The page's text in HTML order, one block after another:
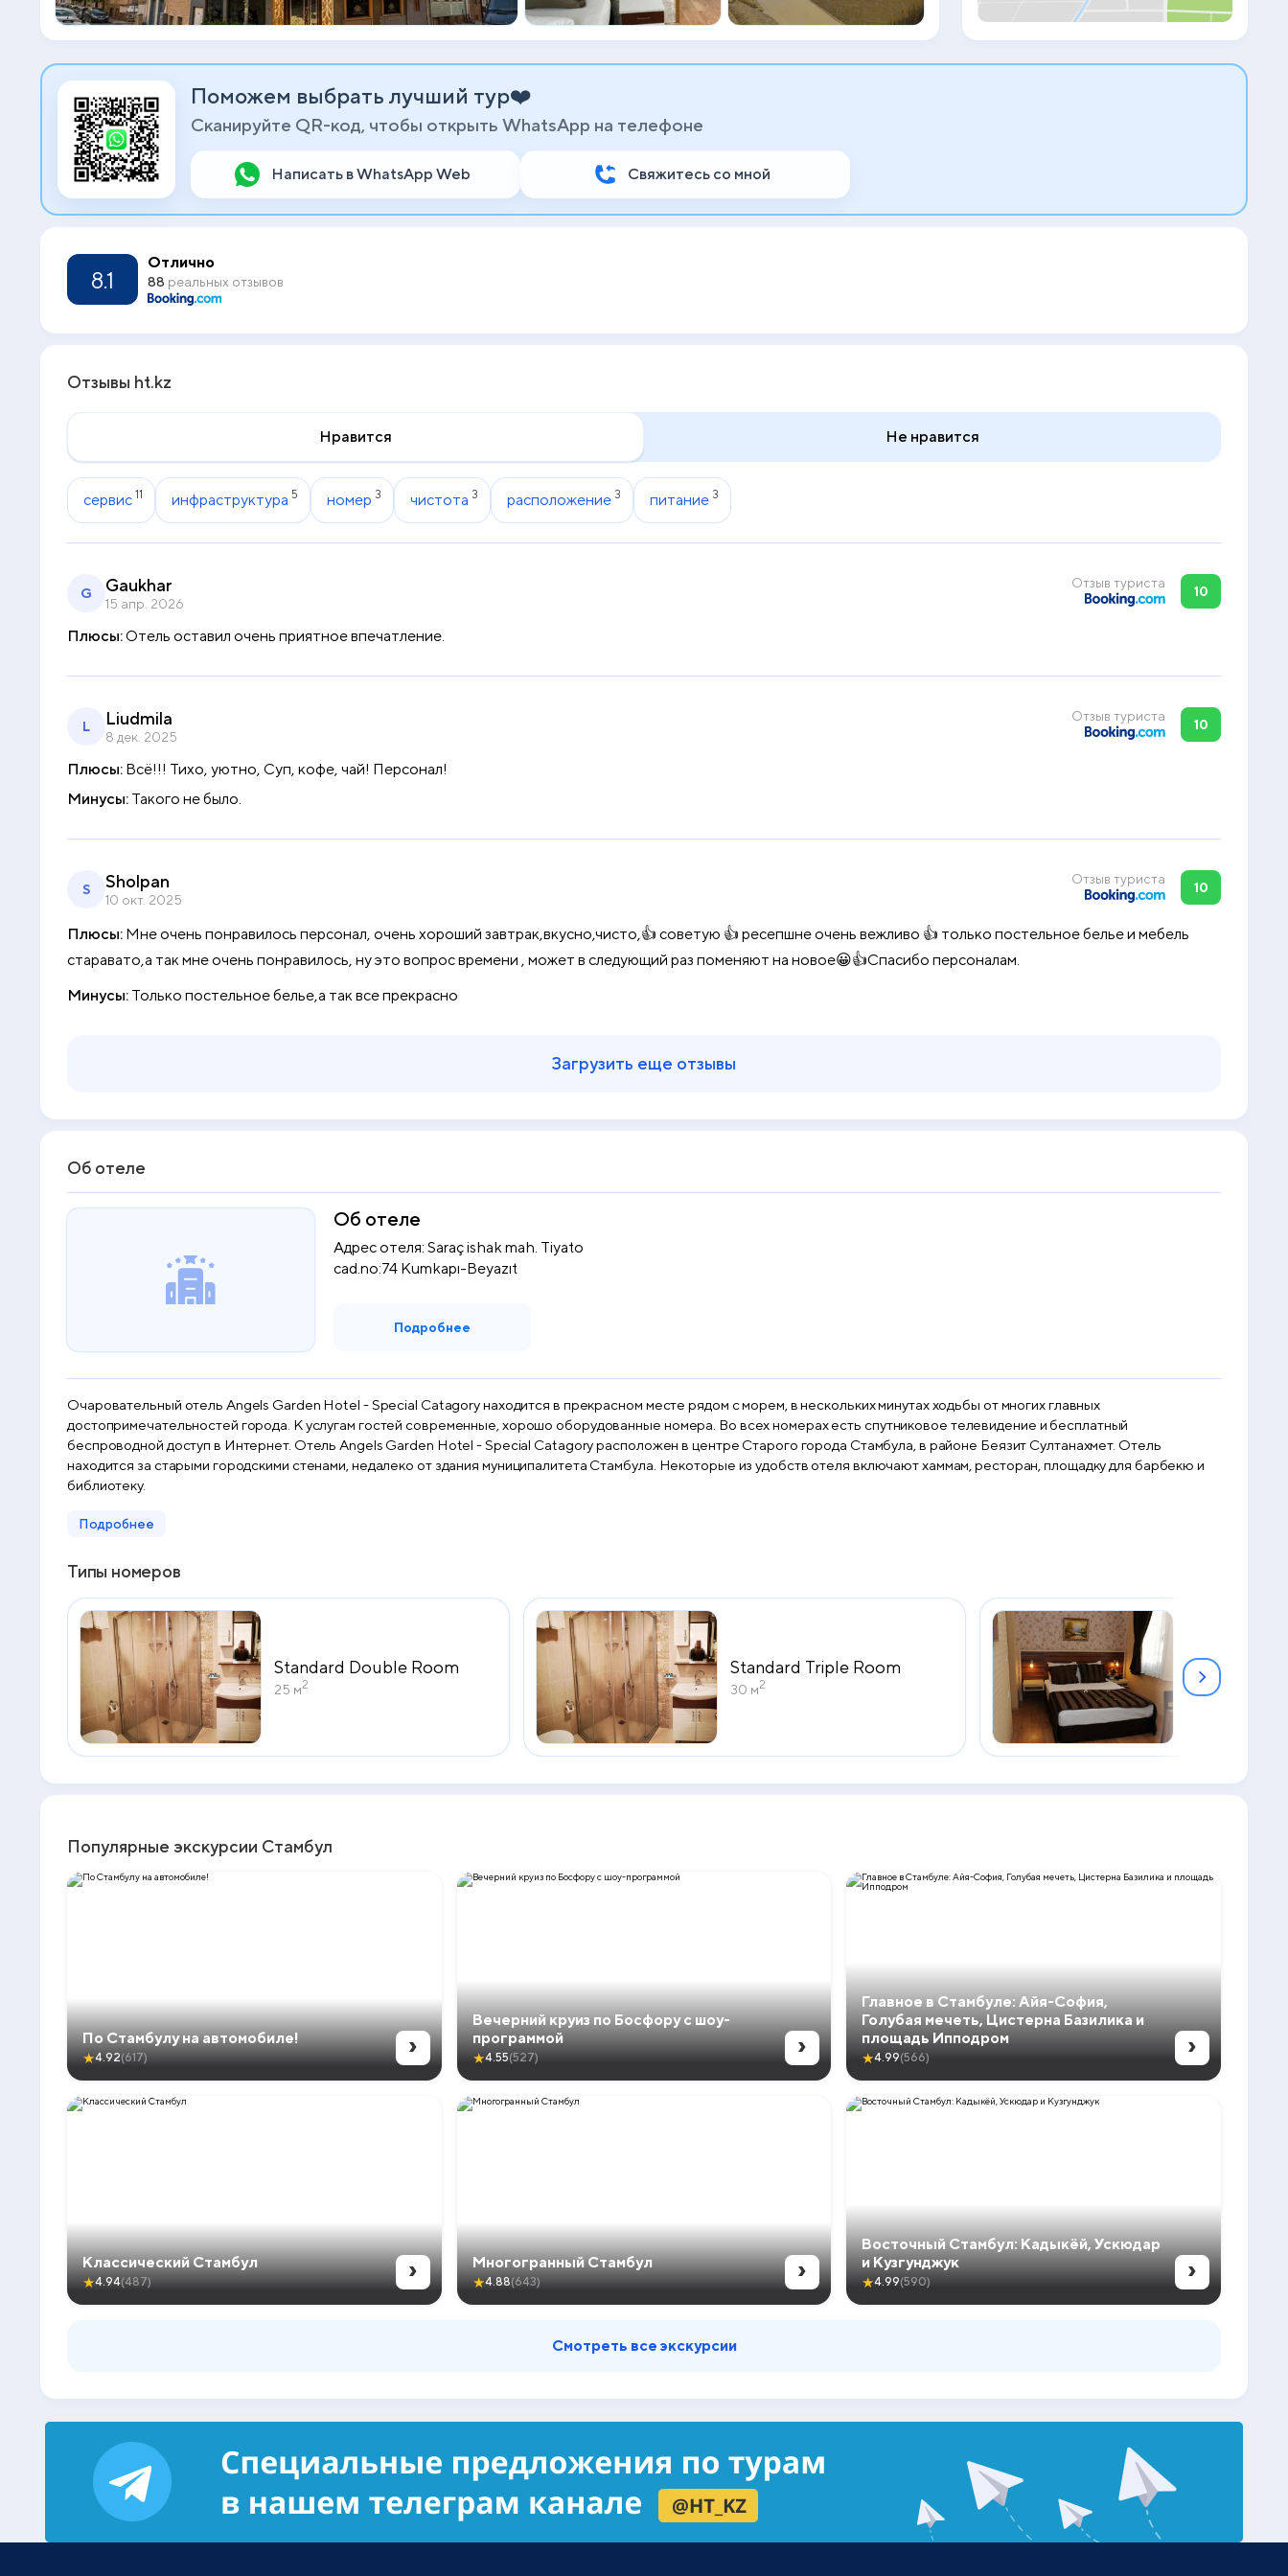
Поможем выбрать лучший тур❤️
Сканируйте QR-код, чтобы открыть WhatsApp на телефоне
Написать в WhatsApp Web Свяжитесь со мной
8.1
Отлично
88 реальных отзывов
Отзывы ht.kz
Нравится Не нравится
сервис 11 инфраструктура 5 номер 3 чистота 3 расположение 3 питание 3
G Gaukhar
15 апр. 2026
Отзыв туриста
10
Плюсы:Отель оставил очень приятное впечатление.
L Liudmila
8 дек. 2025
Отзыв туриста
10
Плюсы: Всё!!! Тихо, уютно, Суп, кофе, чай! Персонал!
Минусы: Такого не было.
S Sholpan
10 окт. 2025
Отзыв туриста
10
Плюсы: Мне очень понравилось персонал, очень хороший завтрак,вкусно,чисто,👍 советую 👍 ресепшне очень вежливо 👍 только постельное белье и мебель
старавато,а так мне очень понравилось, ну это вопрос времени , может в следующий раз поменяют на новое😀👍Спасибо персоналам.
Минусы: Только постельное белье,а так все прекрасно
Загрузить еще отзывы
Об отеле
Об отеле
Адрес отеля: Saraç ishak mah. Tiyato
cad.no:74 Kumkapı-Beyazıt
Подробнее
Очаровательный отель Angels Garden Hotel - Special Catagory находится в прекрасном месте рядом с морем, в нескольких минутах ходьбы от многих главных
достопримечательностей города. К услугам гостей современные, хорошо оборудованные номера. Во всех номерах есть спутниковое телевидение и бесплатный
беспроводной доступ в Интернет. Отель Angels Garden Hotel - Special Catagory расположен в центре Старого города Стамбула, в районе Беязит Султанахмет. Отель
находится за старыми городскими стенами, недалеко от здания муниципалитета Стамбула. Некоторые из удобств отеля включают хаммам, ресторан, площадку для барбекю и
библиотеку.
Подробнее
Типы номеров
Standard Double Room
25 м2
Standard Triple Room
30 м2
Family Room
36 м2
Популярные экскурсии Стамбул
По Стамбулу на автомобиле!
★4.92(617) ›
Вечерний круиз по Босфору с шоу-
программой
★4.55(527) ›
Главное в Стамбуле: Айя-София,
Голубая мечеть, Цистерна Базилика и
площадь Ипподром
★4.99(566) ›
Классический Стамбул
★4.94(487) › Многогранный Стамбул
★4.88(643) ›
Восточный Стамбул: Кадыкёй, Ускюдар
и Кузгунджук
★4.99(590) ›
Смотреть все экскурсии